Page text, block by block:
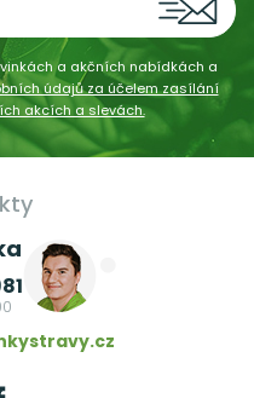
a akčních nabídkách a
údajů za účelem zasílání
akcích a slevách.